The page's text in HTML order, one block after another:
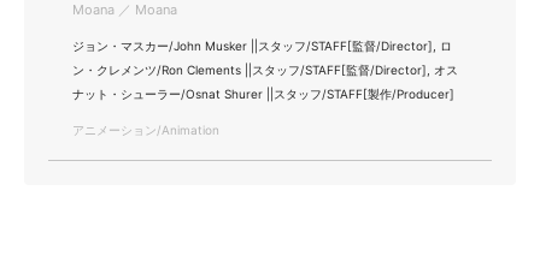
Moana ／ Moana
ジョン・マスカー/John Musker ||スタッフ/STAFF[監督/Director], ロ
ン・クレメンツ/Ron Clements ||スタッフ/STAFF[監督/Director], オス
ナット・シューラー/Osnat Shurer ||スタッフ/STAFF[製作/Producer]
アニメーション/Animation